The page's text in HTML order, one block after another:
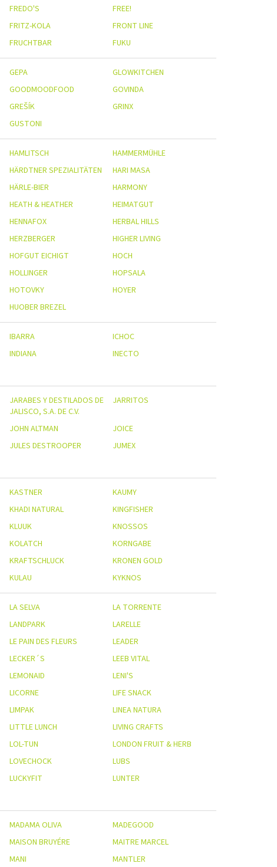
FREDO'S
FREE!
FRITZ-KOLA
FRONT LINE
FRUCHTBAR FUKU
GEPA
GLOWKITCHEN
GOODMOODFOOD
GOVINDA
GREŠÍK
GRINX
GUSTONI
HAMLITSCH
HAMMERMÜHLE
HÄRDTNER SPEZIALITÄTEN
HARI MASA
HÄRLE-BIER
HARMONY
HEATH & HEATHER
HEIMATGUT
HENNAFOX
HERBAL HILLS
HERZBERGER
HIGHER LIVING
HOFGUT EICHIGT
HOCH
HOLLINGER
HOPSALA
HOTOVKY
HOYER
HUOBER BREZEL
IBARRA
ICHOC
INDIANA
INECTO
JARABES Y DESTILADOS DE
JALISCO, S.A. DE C.V.
JARRITOS
JOHN ALTMAN
JOICE
JULES DESTROOPER
JUMEX
KASTNER
KAUMY
KHADI NATURAL
KINGFISHER
KLUUK
KNOSSOS
KOLATCH
KORNGABE
KRAFTSCHLUCK
KRONEN GOLD
KULAU KYKNOS
LA SELVA
LA TORRENTE
LANDPARK
LARELLE
LE PAIN DES FLEURS
LEADER
LECKER´S
LEEB VITAL
LEMONAID
LENI'S
LICORNE
LIFE SNACK
LIMPAK
LINEA NATURA
LITTLE LUNCH
LIVING CRAFTS
LOL-TUN
LONDON FRUIT & HERB
LOVECHOCK
LUBS
LUCKYFIT
LUNTER
MADAMA OLIVA
MADEGOOD
MAISON BRUYÉRE
MAITRE MARCEL
MANI MANTLER